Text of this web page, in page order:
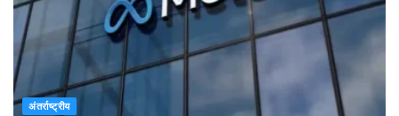
अंतर्राष्ट्रीय